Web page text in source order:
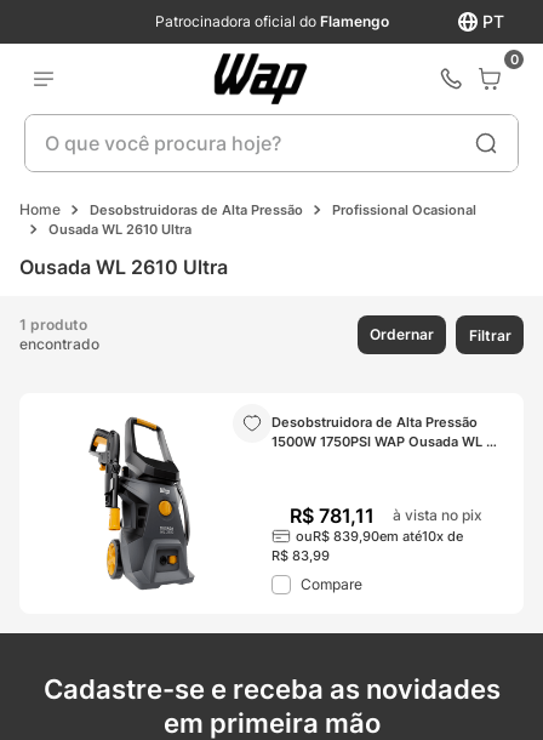
PT
Patrocinadora oficial do Flamengo
0
O que você procura hoje?
Desobstruidoras de Alta Pressão
Profissional Ocasional
Ousada WL 2610 Ultra
Ousada WL 2610 Ultra
1 produto
encontrado
Ordernar Filtrar
Desobstruidora de Alta Pressão
1500W 1750PSI WAP Ousada WL
R$ 781,11 à vista no pix
ouR$ 839 90em até10x de
R$ 83 99
Compare
Cadastre-se e receba as novidades
em primeira mão